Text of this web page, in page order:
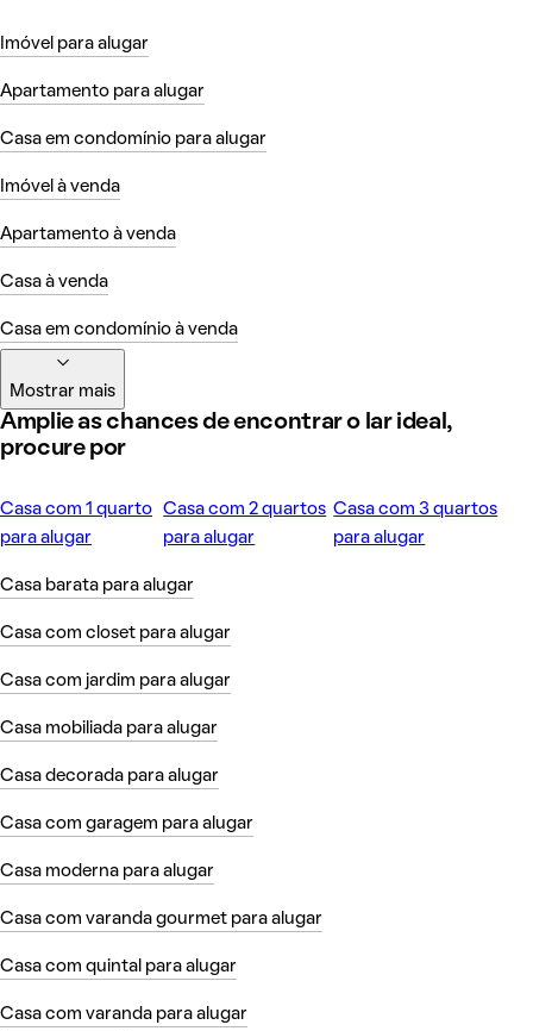
Imóvel para alugar
Apartamento para alugar
Casa em condomínio para alugar
Imóvel à venda
Apartamento à venda
Casa à venda
Casa em condomínio à venda
Mostrar mais
Amplie as chances de encontrar o lar ideal,
procure por
Casa com 1 quarto
para alugar
Casa com 2 quartos
para alugar
Casa com 3 quartos
para alugar
Casa barata para alugar
Casa com closet para alugar
Casa com jardim para alugar
Casa mobiliada para alugar
Casa decorada para alugar
Casa com garagem para alugar
Casa moderna para alugar
Casa com varanda gourmet para alugar
Casa com quintal para alugar
Casa com varanda para alugar